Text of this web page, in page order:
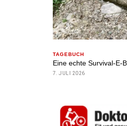
TAGEBUCH
Eine echte Survival-E-
7. JULI 2026